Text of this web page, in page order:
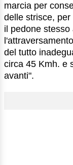
marcia per
delle strisce,
il pedone
del tutto
circa 45 Kmh. e
avanti".